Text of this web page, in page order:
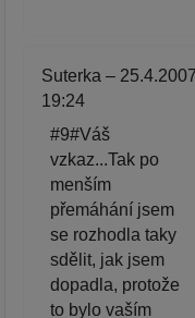
Suterka – 25.4.2007
19:24
#9#Váš
vzkaz...Tak po
menším
přemáhání jsem
se rozhodla taky
sdělit, jak jsem
dopadla, protože
to bylo vaším